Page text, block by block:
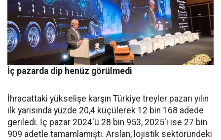
İç pazarda dip henüz görülmedi
İhracattaki yükselişe karşın Türkiye treyler pazarı yılın
ilk yarısında yüzde 20,4 küçülerek 12 bin 168 adede
geriledi. İç pa­zar 2024'ü 28 bin 953, 2025'i ise 27 bin
909 adetle tamamlamış­tı. Arslan, lojistik sektöründeki